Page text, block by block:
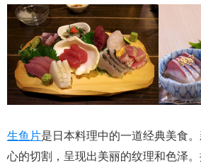
生鱼片是日本料理中的一道经典美食
心的切割，呈现出美丽的纹理和色泽。